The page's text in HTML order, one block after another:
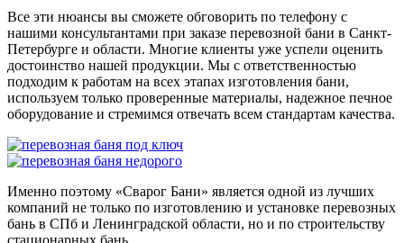
Все эти нюансы вы сможете обговорить по телефону с
нашими консультантами при заказе перевозной бани в Санкт-
Петербурге и области. Многие клиенты уже успели оценить
достоинство нашей продукции. Мы с ответственностью
подходим к работам на всех этапах изготовления бани,
используем только проверенные материалы, надежное печное
оборудование и стремимся отвечать всем стандартам качества.
Именно поэтому «Сварог Бани» является одной из лучших
компаний не только по изготовлению и установке перевозных
бань в СПб и Ленинградской области, но и по строительству
стационарных бань.